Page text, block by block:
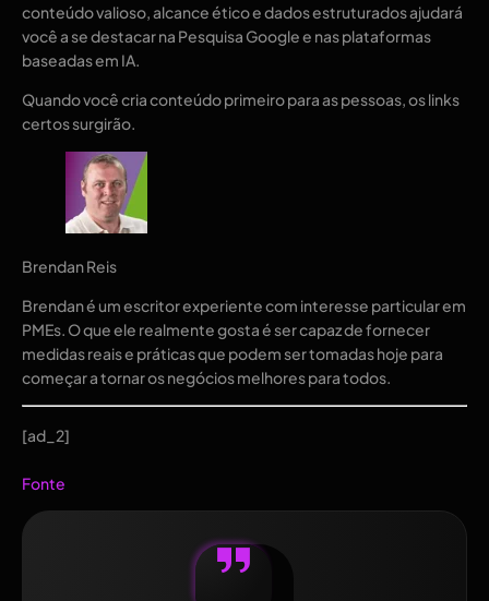
conteúdo valioso, alcance ético e dados estruturados ajudará
você a se destacar na Pesquisa Google e nas plataformas
baseadas em IA.
Quando você cria conteúdo primeiro para as pessoas, os links
certos surgirão.
Brendan Reis
Brendan é um escritor experiente com interesse particular em
PMEs. O que ele realmente gosta é ser capaz de fornecer
medidas reais e práticas que podem ser tomadas hoje para
começar a tornar os negócios melhores para todos.
[ad_2]
Fonte